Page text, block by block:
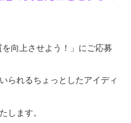
向上させよう！」にご応募
られるちょっとしたアイディ
します。